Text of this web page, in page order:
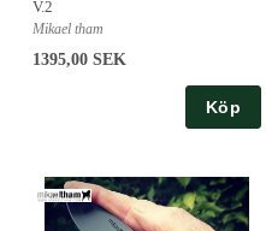
V.2
Mikael tham
1395,00 SEK
Köp